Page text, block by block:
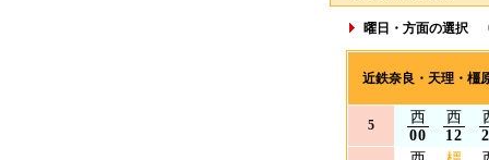
曜日・方面の選択
近鉄奈良・天理・
5
西
00
西
12